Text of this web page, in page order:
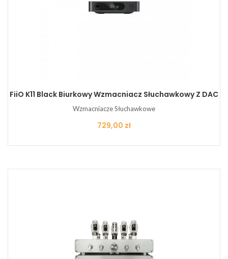
FiiO K11 Black Biurkowy Wzmacniacz Słuchawkowy Z DAC
Wzmacniacze Słuchawkowe
Cena
729,00 zł